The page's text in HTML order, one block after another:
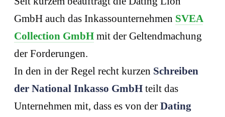
GmbH auch das Inkassounternehmen SVEA
Collection GmbH mit der Geltendmachung
der Forderungen.
In den in der Regel recht kurzen Schreiben
der National Inkasso GmbH teilt das
Unternehmen mit, dass es von der Dating